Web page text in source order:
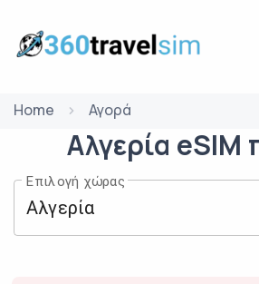
Home Αγορά
Αλγερία eSIM
Επιλογή χώρας